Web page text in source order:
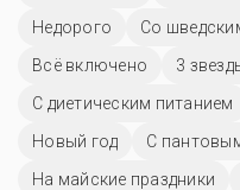
Недорого
Со
Всё включено
3
С диетическим питанием
Новый год
С
На майские праздники